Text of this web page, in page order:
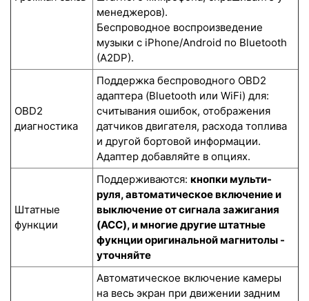
менеджеров).
Беспроводное воспроизведение
музыки с iPhone/Android по Bluetooth
(A2DP).
OBD2
диагностика
Поддержка беспроводного OBD2
адаптера (Bluetooth или WiFi) для:
считывания ошибок, отображения
датчиков двигателя, расхода топлива
и другой бортовой информации.
Адаптер добавляйте в опциях.
Штатные
функции
Поддерживаются: кнопки мульти-
руля, автоматическое включение и
выключение от сигнала зажигания
(ACC), и многие другие штатные
фукнции оригинальной магнитолы -
уточняйте
Автоматическое включение камеры
на весь экран при движении задним